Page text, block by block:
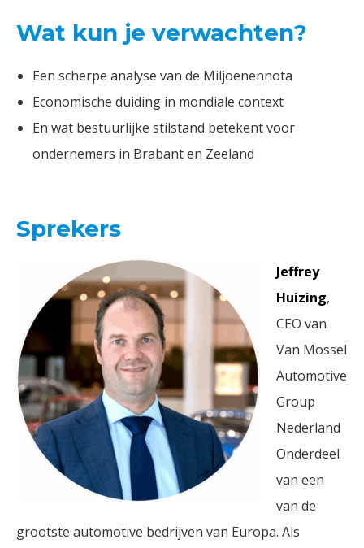
Wat kun je verwachten?
Een scherpe analyse van de Miljoenennota
Economische duiding in mondiale context
En wat bestuurlijke stilstand betekent voor
ondernemers in Brabant en Zeeland
Sprekers
Jeffrey
Huizing,
CEO van
Van Mossel
Automotive
Group
Nederland
Onderdeel
van een
van de
grootste automotive bedrijven van Europa. Als